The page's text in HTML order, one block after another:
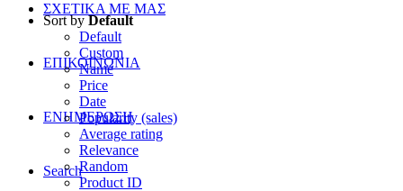
ΣΧΕΤΙΚΑ ΜΕ ΜΑΣ
ΕΠΙΚΟΙΝΩΝΙΑ
ΕΝΗΜΕΡΩΣΗ
Search
Sort byDefault
Default
Custom
Name
Price
Date
Popularity (sales)
Average rating
Relevance
Random
Product ID